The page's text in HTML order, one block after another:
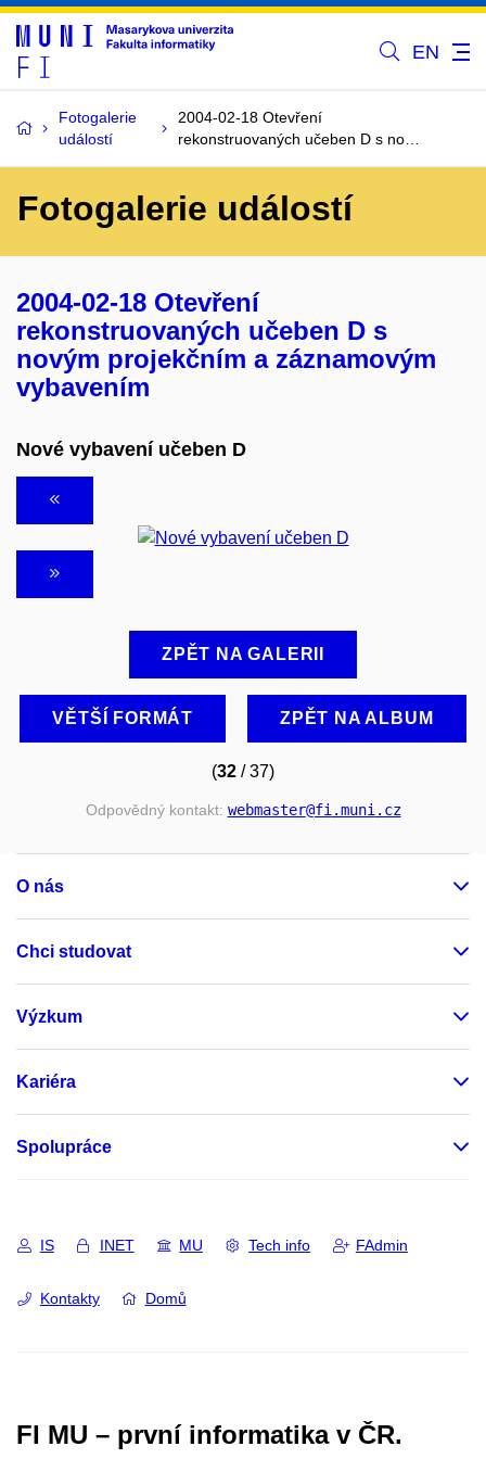
EN
Fotogalerie
událostí
2004-02-18 Otevření
rekonstruovaných učeben D s no…
Fotogalerie událostí
2004-02-18 Otevření
rekonstruovaných učeben D s
novým projekčním a záznamovým
vybavením
Nové vybavení učeben D
ZPĚT NA GALERII
VĚTŠÍ FORMÁT ZPĚT NA ALBUM
(32 / 37)
Odpovědný kontakt: webmaster@fi.muni.cz
O nás
Chci studovat
Výzkum
Kariéra
Spolupráce
IS INET MU Tech info FAdmin
Kontakty Domů
FI MU – první informatika v ČR.